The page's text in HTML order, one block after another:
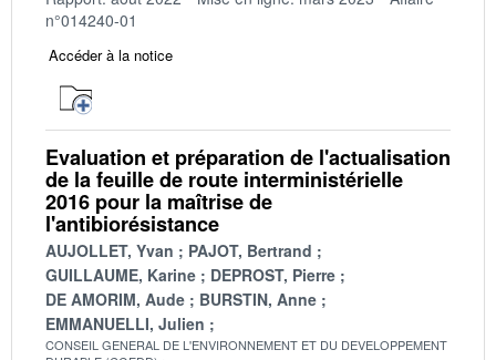
n°014240-01
Accéder à la notice
Evaluation et préparation de l'actualisation
de la feuille de route interministérielle
2016 pour la maîtrise de
l'antibiorésistance
AUJOLLET, Yvan
PAJOT, Bertrand
GUILLAUME, Karine
DEPROST, Pierre
DE AMORIM, Aude
BURSTIN, Anne
EMMANUELLI, Julien
CONSEIL GENERAL DE L'ENVIRONNEMENT ET DU DEVELOPPEMENT